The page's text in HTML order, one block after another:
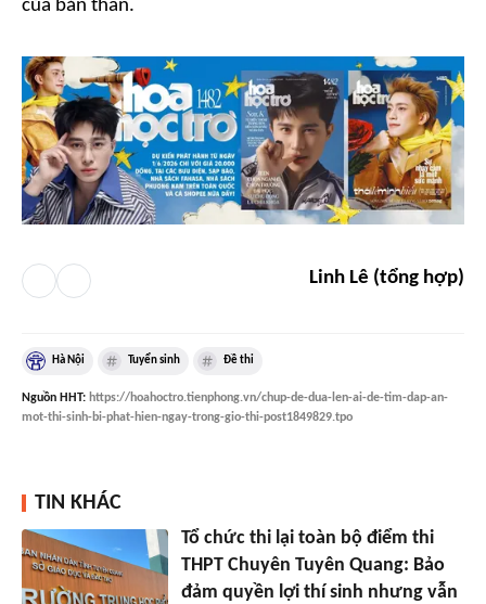
của bản thân.
Linh Lê (tổng hợp)
Hà Nội Tuyển sinh Đề thi
Nguồn HHT: https://hoahoctro.tienphong.vn/chup-de-dua-len-ai-de-tim-dap-an-
mot-thi-sinh-bi-phat-hien-ngay-trong-gio-thi-post1849829.tpo
TIN KHÁC
Tổ chức thi lại toàn bộ điểm thi
THPT Chuyên Tuyên Quang: Bảo
đảm quyền lợi thí sinh nhưng vẫn